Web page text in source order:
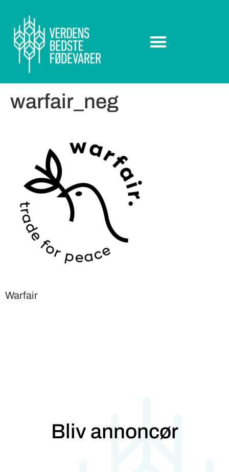
warfair_neg
Warfair
Bliv annoncør